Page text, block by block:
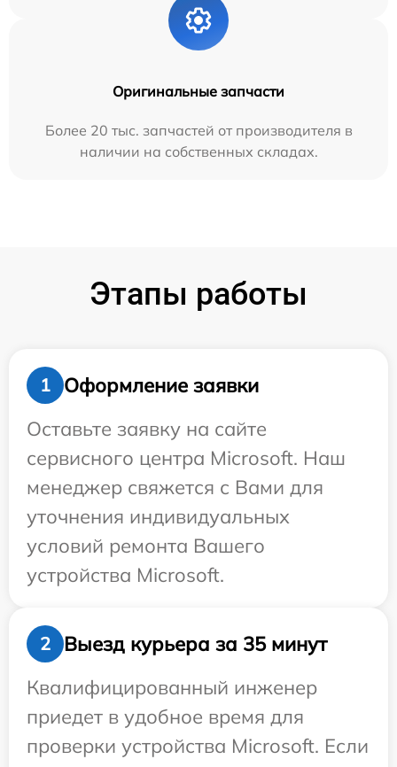
Оригинальные запчасти
Более 20 тыс. запчастей от производителя в
наличии на собственных складах.
Этапы работы
1
Оформление заявки
Оставьте заявку на сайте
сервисного центра Microsoft. Наш
менеджер свяжется с Вами для
уточнения индивидуальных
условий ремонта Вашего
устройства Microsoft.
2
Выезд курьера за 35 минут
Квалифицированный инженер
приедет в удобное время для
проверки устройства Microsoft. Если